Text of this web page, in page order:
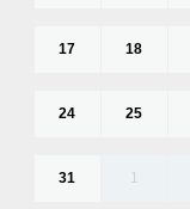
17 18
24 25
31 1